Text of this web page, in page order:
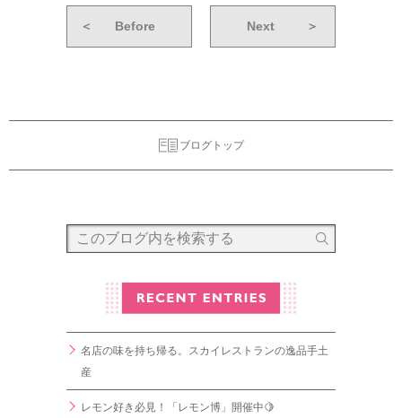
＜ Before Next ＞
ブログトップ
名店の味を持ち帰る。スカイレストランの逸品手土
産
レモン好き必見！「レモン博」開催中🍋